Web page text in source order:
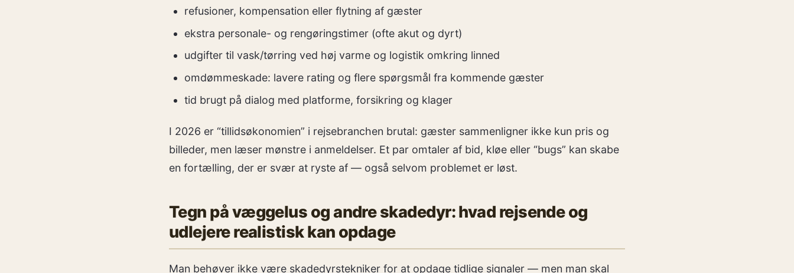
refusioner, kompensation eller flytning af gæster
ekstra personale- og rengøringstimer (ofte akut og dyrt)
udgifter til vask/tørring ved høj varme og logistik omkring linned
omdømmeskade: lavere rating og flere spørgsmål fra kommende gæster
tid brugt på dialog med platforme, forsikring og klager
I 2026 er “tillidsøkonomien” i rejsebranchen brutal: gæster sammenligner ikke kun pris og
billeder, men læser mønstre i anmeldelser. Et par omtaler af bid, kløe eller “bugs” kan skabe
en fortælling, der er svær at ryste af — også selvom problemet er løst.
Tegn på væggelus og andre skadedyr: hvad rejsende og
udlejere realistisk kan opdage
Man behøver ikke være skadedyrstekniker for at opdage tidlige signaler — men man skal